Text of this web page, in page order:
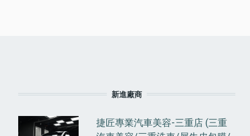
新進廠商
捷匠專業汽車美容-三重店 (三重